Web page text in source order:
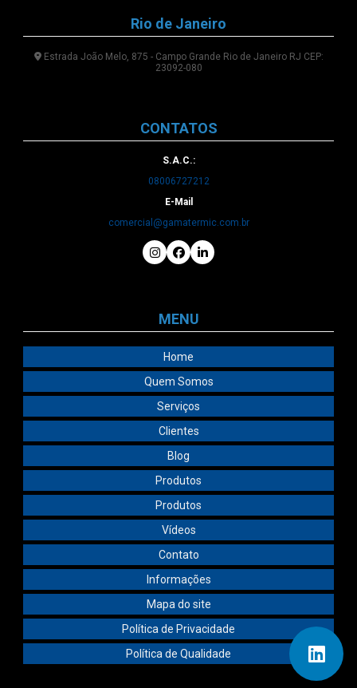
Rio de Janeiro
Estrada João Melo, 875 - Campo Grande Rio de Janeiro RJ CEP:
23092-080
CONTATOS
S.A.C.:
08006727212
E-Mail
comercial@gamatermic.com.br
MENU
Home
Quem Somos
Serviços
Clientes
Blog
Produtos
Produtos
Vídeos
Contato
Informações
Mapa do site
Política de Privacidade
Política de Qualidade